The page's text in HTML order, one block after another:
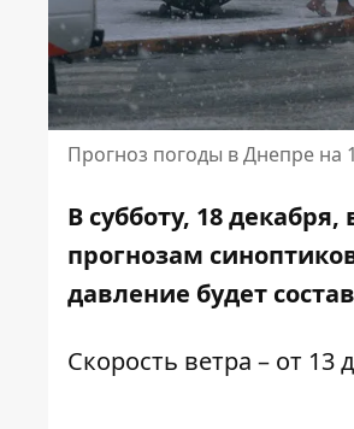
Прогноз погоды в Днепре на
В субботу, 18
прогнозам
давление будет
Скорость ветра – от